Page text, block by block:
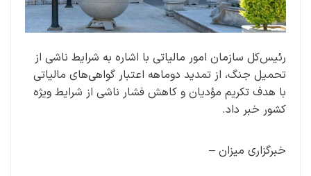
رئیس‌کل سازمان امور مالیاتی با اشاره به شرایط ناشی از
تحمیل جنگ، از تمدید دوماهه اعتبار گواهی‌های مالیاتی
با هدف تکریم مؤدیان و کاهش فشار ناشی از شرایط ویژه
کشور خبر داد.
خبرگزاری میزان –